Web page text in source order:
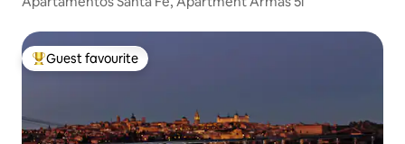
Top guest favourite
Guest favourite